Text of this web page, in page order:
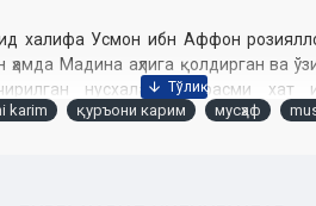
халифа Усмон ибн Аффон
Мадина аҳлига қолдирган ва
нусхалардан расми
асосида олинди. Бунда Абу Амр
karim қуръони карим мусҳаф